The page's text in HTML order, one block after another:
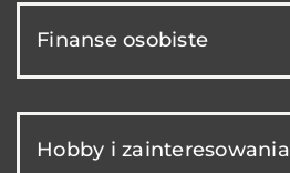
Finanse osobiste
Hobby i zainteresowania